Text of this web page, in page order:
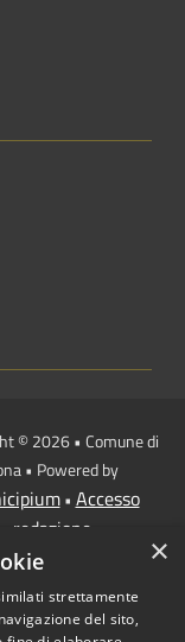
© 2026 • Comune di
• Powered by
• Accesso
redazione
×
strettamente
del sito,